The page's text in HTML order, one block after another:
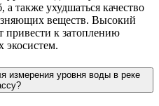
также ухудшаться качество
веществ. Высокий
привести к затоплению
экосистем.
измерения уровня воды в реке